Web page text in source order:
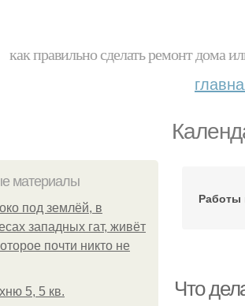
как правильно сделать ремонт дома
материалы
под землёй, в
западных гат, живёт
почти никто не
5, 5 кв.
Работы
Что